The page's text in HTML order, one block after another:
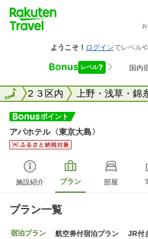
お
東京２３区内 上野・浅草・錦
全国
アパホテル〈東京大島〉
施設紹介 プラン 部屋
プラン一覧
宿泊プラン 航空券付宿泊プラン JR付